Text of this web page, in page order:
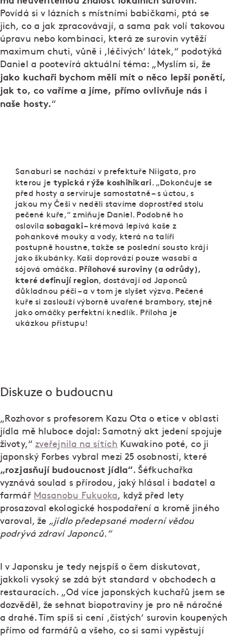
Povídá si v lázních s místními babičkami, ptá se
jich, co a jak zpracovávají, a sama pak volí takovou
úpravu nebo kombinaci, která ze surovin vytěží
maximum chuti, vůně i ,léčivých‘ látek,“ podotýká
Daniel a pootevírá aktuální téma: „Myslím si, že
jako kuchaři bychom měli mít o něco lepší ponětí,
jak to, co vaříme a jíme, přímo ovlivňuje nás i
naše hosty.“
Sanaburi se nachází v prefektuře Niigata, pro
kterou je typická rýže koshihikari . „Dokončuje se
před hosty a servíruje samostatně – s úctou, s
jakou my Češi v neděli stavíme doprostřed stolu
pečené kuře,“ zmiňuje Daniel. Podobně ho
oslovilasobagaki– krémová lepivá kaše z
pohankové mouky a vody, která na talíři
postupně houstne, takže se poslední sousto krájí
jako škubánky. Kaši doprovází pouze wasabi a
sójová omáčka. Přílohové suroviny (a odrůdy),
které definují region, dostávají od Japonců
důkladnou péči – a v tom je slyšet výzva. Pečené
kuře si zaslouží výborně uvařené brambory, stejně
jako omáčky perfektní knedlík. Příloha je
ukázkou přístupu!
Diskuze o budoucnu
„Rozhovor s profesorem Kazu Ota o etice v oblasti
jídla mě hluboce dojal: Samotný akt jedení spojuje
životy,“ zveřejnila na sítích Kuwakino poté, co ji
japonský Forbes vybral mezi 25 osobností, které
„rozjasňují budoucnost jídla“. Šéfkuchařka
vyznává soulad s přírodou, jaký hlásal i badatel a
farmář Masanobu Fukuoka, když před lety
prosazoval ekologické hospodaření a kromě jiného
varoval, že „jídlo předepsané moderní vědou
podrývá zdraví Japonců.“
I v Japonsku je tedy nejspíš o čem diskutovat,
jakkoli vysoký se zdá být standard v obchodech a
restauracích. „Od více japonských kuchařů jsem se
dozvěděl, že sehnat biopotraviny je pro ně náročné
a drahé. Tím spíš si cení ,čistých‘ surovin koupených
přímo od farmářů a všeho, co si sami vypěstují